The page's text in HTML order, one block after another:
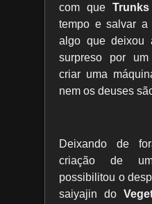
com que Trunks
tempo e salvar a
algo que deixou
surpreso por um
criar uma
nem os deuses
Deixando de
criação de
possibilitou o
saiyajin do